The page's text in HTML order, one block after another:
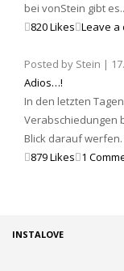
bei vonStein gibt
820 Likes Leave a
Posted by Stein |
Adios…!
In den letzten
Verabschiedungen
Blick darauf werfen.
879 Likes 1
INSTALOVE